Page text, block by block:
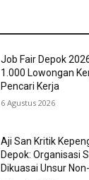
Job Fair Depok
1.000 Lowongan
Pencari Kerja
6 Agustus 2026
Aji San Kritik
Depok: Organisasi
Dikuasai Unsur